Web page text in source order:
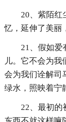
20、紫陌红
忆，延伸了美丽
21、假如爱
儿。它不会为我
会为我们诠解司
绿水，照映着宁
22、最初的